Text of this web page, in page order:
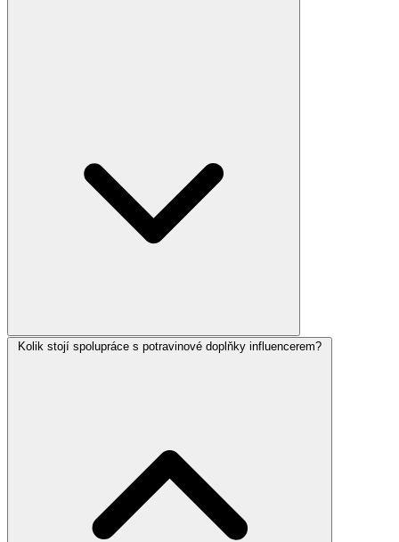
Kolik stojí spolupráce s potravinové doplňky influencerem?